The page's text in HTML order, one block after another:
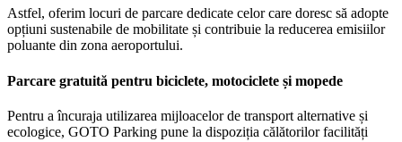
Astfel, oferim locuri de parcare dedicate celor care doresc să adopte
opțiuni sustenabile de mobilitate și contribuie la reducerea emisiilor
poluante din zona aeroportului.
Parcare gratuită pentru biciclete, motociclete și mopede
Pentru a încuraja utilizarea mijloacelor de transport alternative și
ecologice, GOTO Parking pune la dispoziția călătorilor facilități